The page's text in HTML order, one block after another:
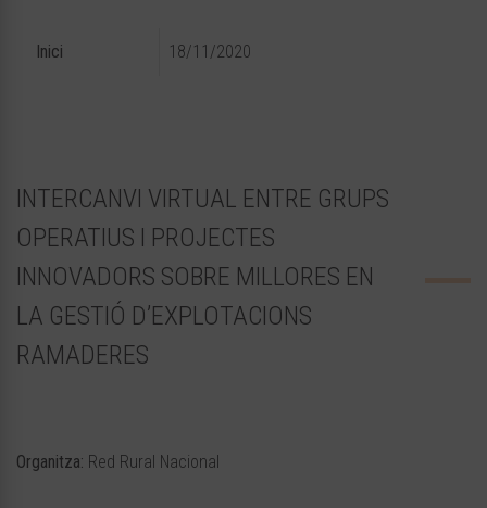
Inici 18/11/2020
INTERCANVI VIRTUAL ENTRE GRUPS
OPERATIUS I PROJECTES
INNOVADORS SOBRE MILLORES EN
LA GESTIÓ D’EXPLOTACIONS
RAMADERES
Organitza: Red Rural Nacional